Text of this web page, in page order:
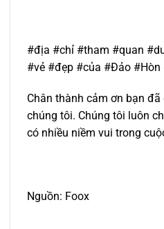
#địa #chỉ #tham #quan
#vẻ #đẹp #của #Đảo
Chân thành cảm ơn bạn
chúng tôi. Chúng tôi luôn
có nhiều niềm vui trong
Nguồn: Foox